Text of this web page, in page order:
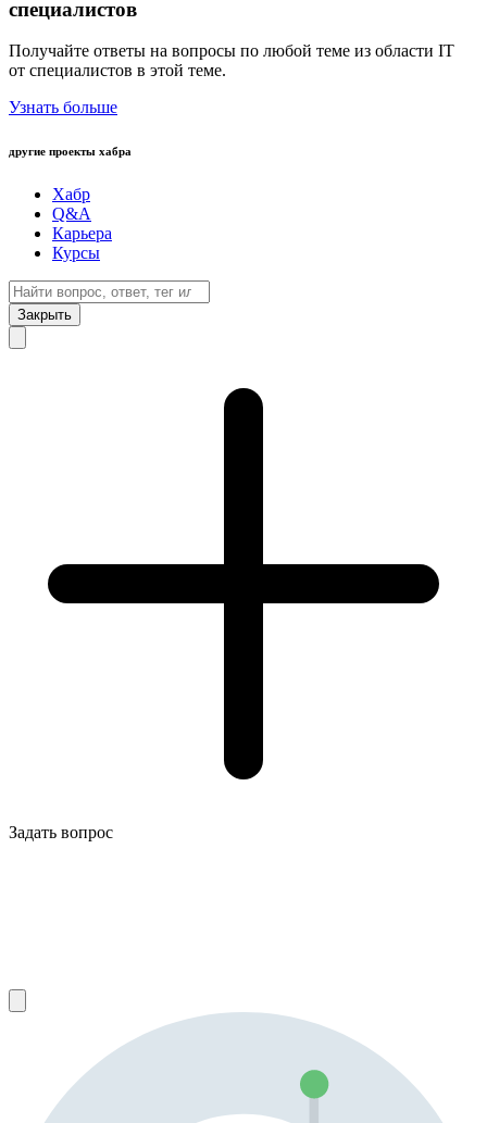
специалистов
Получайте ответы на вопросы по любой теме из области IT
от специалистов в этой теме.
Узнать больше
другие проекты хабра
Хабр
Q&A
Карьера
Курсы
Закрыть
Задать вопрос